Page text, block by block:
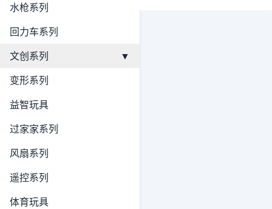
水枪系列
回力车系列
文创系列
▼
变形系列
益智玩具
过家家系列
风扇系列
遥控系列
体育玩具